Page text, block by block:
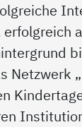
Netzwerk